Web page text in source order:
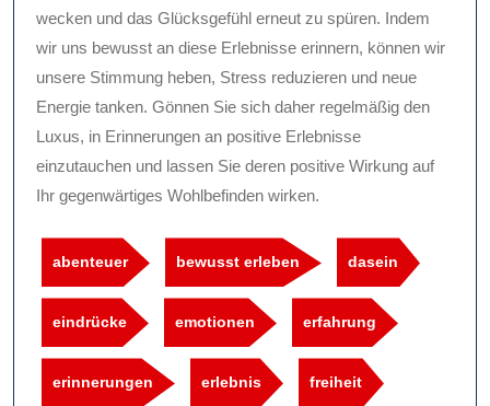
wecken und das Glücksgefühl erneut zu spüren. Indem
wir uns bewusst an diese Erlebnisse erinnern, können wir
unsere Stimmung heben, Stress reduzieren und neue
Energie tanken. Gönnen Sie sich daher regelmäßig den
Luxus, in Erinnerungen an positive Erlebnisse
einzutauchen und lassen Sie deren positive Wirkung auf
Ihr gegenwärtiges Wohlbefinden wirken.
abenteuer bewusst erleben dasein
eindrücke emotionen erfahrung
erinnerungen erlebnis freiheit